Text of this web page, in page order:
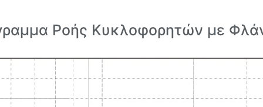
Ροής Κυκλοφορητών με